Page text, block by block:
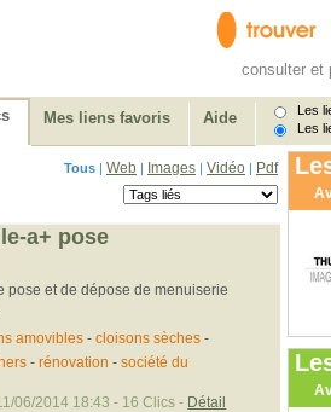
consulter et
Mes liens favoris Aide
Les
Les
Tous | Web | Images | Vidéo | Pdf
a+ pose
pose et de dépose de menuiserie
amovibles- cloisons sèches-
- rénovation - société du
06/2014 18:43 - 16 Clics - Détail